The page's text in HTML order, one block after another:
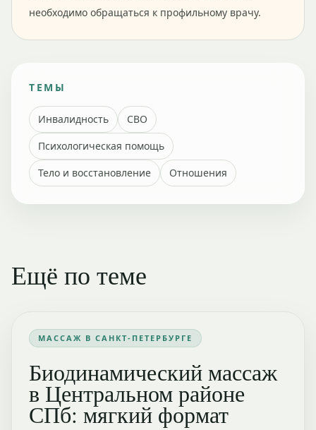
необходимо обращаться к профильному врачу.
ТЕМЫ
Инвалидность
СВО
Психологическая помощь
Тело и восстановление
Отношения
Ещё по теме
МАССАЖ В САНКТ-ПЕТЕРБУРГЕ
Биодинамический массаж
в Центральном районе
СПб: мягкий формат